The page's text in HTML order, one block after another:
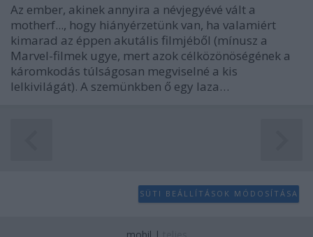
Az ember, akinek annyira a névjegyévé vált a
motherf..., hogy hiányérzetünk van, ha valamiért
kimarad az éppen akutális filmjéből (mínusz a
Marvel-filmek ugye, mert azok célközönöségének a
káromkodás túlságosan megviselné a kis
lelkivilágát). A szemünkben ő egy laza…
SÜTI BEÁLLÍTÁSOK MÓDOSÍTÁSA